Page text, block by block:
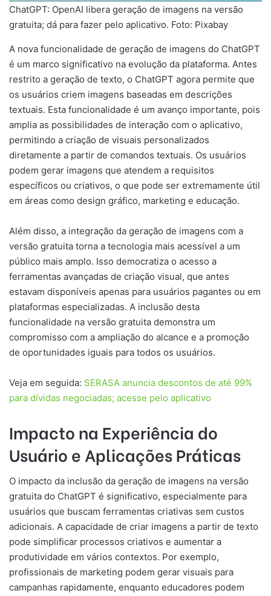
ChatGPT: OpenAI libera geração de imagens na versão
gratuita; dá para fazer pelo aplicativo. Foto: Pixabay
A nova funcionalidade de geração de imagens do ChatGPT
é um marco significativo na evolução da plataforma. Antes
restrito a geração de texto, o ChatGPT agora permite que
os usuários criem imagens baseadas em descrições
textuais. Esta funcionalidade é um avanço importante, pois
amplia as possibilidades de interação com o aplicativo,
permitindo a criação de visuais personalizados
diretamente a partir de comandos textuais. Os usuários
podem gerar imagens que atendem a requisitos
específicos ou criativos, o que pode ser extremamente útil
em áreas como design gráfico, marketing e educação.
Além disso, a integração da geração de imagens com a
versão gratuita torna a tecnologia mais acessível a um
público mais amplo. Isso democratiza o acesso a
ferramentas avançadas de criação visual, que antes
estavam disponíveis apenas para usuários pagantes ou em
plataformas especializadas. A inclusão desta
funcionalidade na versão gratuita demonstra um
compromisso com a ampliação do alcance e a promoção
de oportunidades iguais para todos os usuários.
Veja em seguida: SERASA anuncia descontos de até 99%
para dívidas negociadas; acesse pelo aplicativo
Impacto na Experiência do
Usuário e Aplicações Práticas
O impacto da inclusão da geração de imagens na versão
gratuita do ChatGPT é significativo, especialmente para
usuários que buscam ferramentas criativas sem custos
adicionais. A capacidade de criar imagens a partir de texto
pode simplificar processos criativos e aumentar a
produtividade em vários contextos. Por exemplo,
profissionais de marketing podem gerar visuais para
campanhas rapidamente, enquanto educadores podem